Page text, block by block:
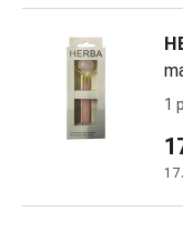
nastri
1